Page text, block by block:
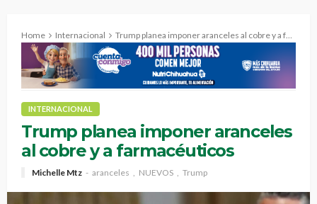
Home Internacional Trump planea imponer aranceles al cobre y a farmacéuticos
INTERNACIONAL
Trump planea imponer aranceles
al cobre y a farmacéuticos
Michelle Mtz aranceles NUEVOS Trump